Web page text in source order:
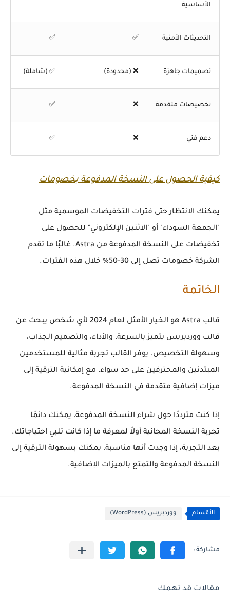
الأساسية
التحديثات الأمنية ✅
✅
تصميمات جاهزة ❌ (محدودة) ✅ (شاملة)
تخصيصات متقدمة ❌
✅
دعم فني ❌
✅
كيفية الحصول على النسخة المدفوعة بخصومات
يمكنك الانتظار حتى فترات التخفيضات الموسمية مثل
"الجمعة السوداء" أو "الاثنين الإلكتروني" للحصول على
تخفيضات على النسخة المدفوعة من Astra. غالبًا ما تقدم
الشركة خصومات تصل إلى 30-50% خلال هذه الفترات.
الخاتمة
قالب Astra هو الخيار الأمثل لعام 2024 لأي شخص يبحث عن
قالب ووردبريس يتميز بالسرعة، والأداء، والتصميم الجذاب،
وسهولة التخصيص. يوفر القالب تجربة مثالية للمستخدمين
المبتدئين والمحترفين على حد سواء، مع إمكانية الترقية إلى
ميزات إضافية متقدمة في النسخة المدفوعة.
إذا كنت مترددًا حول شراء النسخة المدفوعة، يمكنك دائمًا
تجربة النسخة المجانية أولاً لمعرفة ما إذا كانت تلبي احتياجاتك.
بعد التجربة، إذا وجدت أنها مناسبة، يمكنك بسهولة الترقية إلى
النسخة المدفوعة والتمتع بالميزات الإضافية.
الأقسام ووردبريس (WordPress)
مقالات قد تهمك